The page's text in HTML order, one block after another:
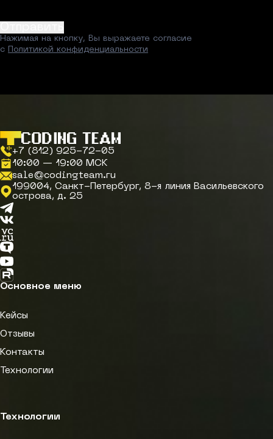
Нажимая на кнопку, Вы выражаете согласие
с
Политикой конфиденциальности
+7 (812) 925-72-05
10:00 — 19:00 МСК
sale@codingteam.ru
199004, Санкт-Петербург, 8-я линия Васильевского
острова, д. 25
Telegram
Вконтакте
VC.ru
TenChat
YouTube
RuTube
Основное меню
Кейсы
Отзывы
Контакты
Технологии
Технологии